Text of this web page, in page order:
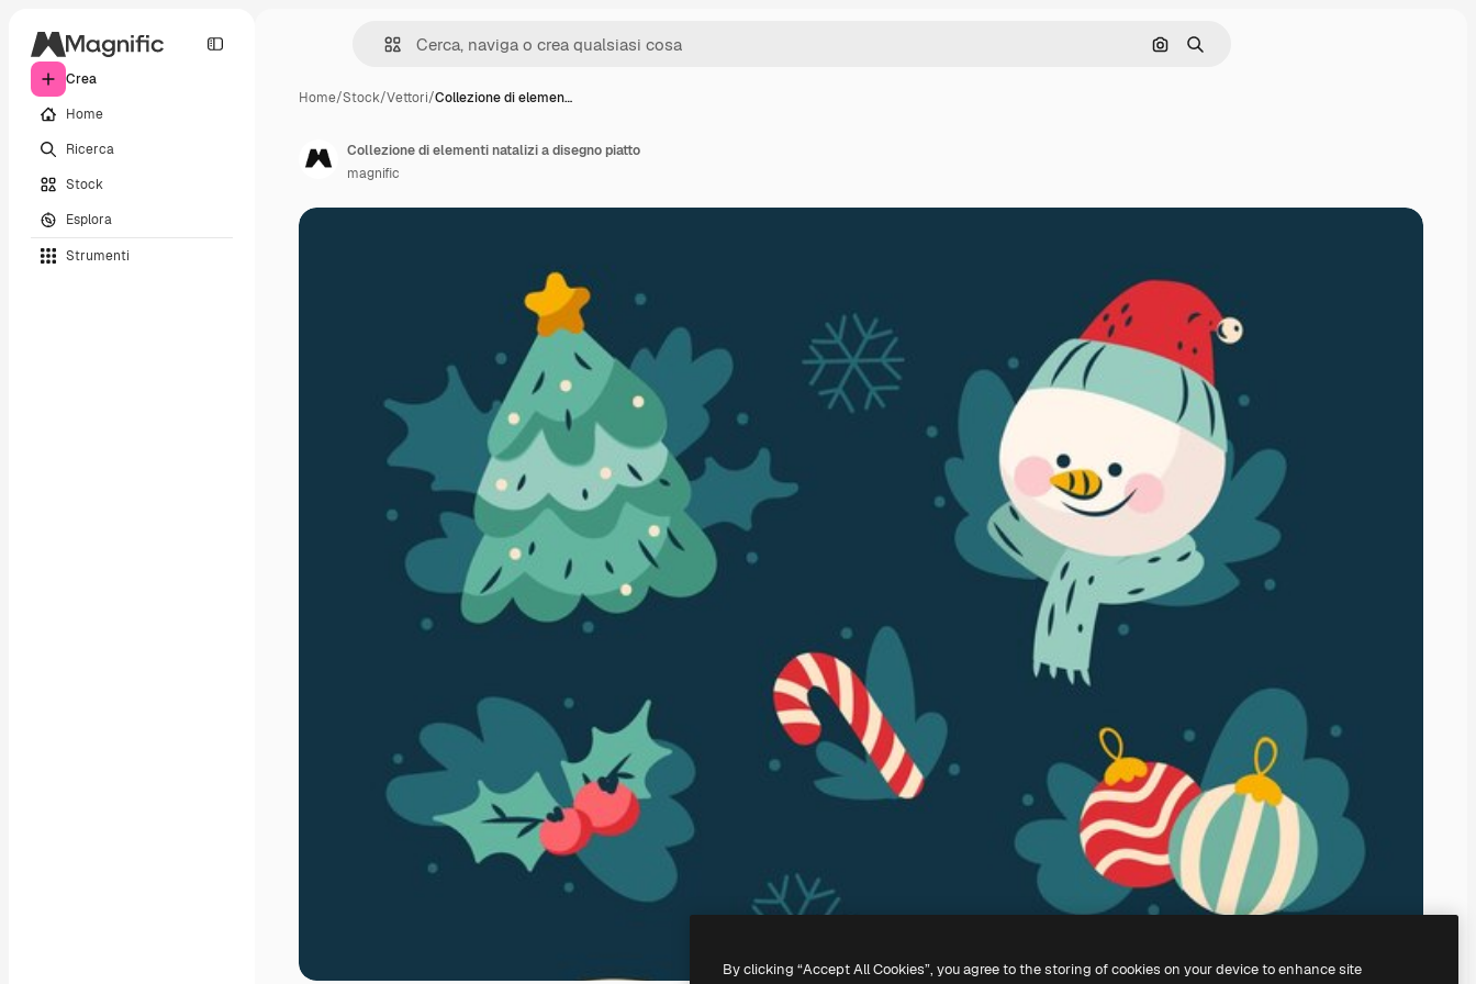
Crea
Home
Ricerca
Stock
Esplora
Strumenti
Cerca per immagine
Ricerca
Home/Stock/Vettori/Collezione di elemen…
Collezione di elementi natalizi a disegno piatto
magnific
By clicking “Accept All Cookies”, you agree to the storing of cookies on your device to enhance site